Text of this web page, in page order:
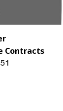
Contracts